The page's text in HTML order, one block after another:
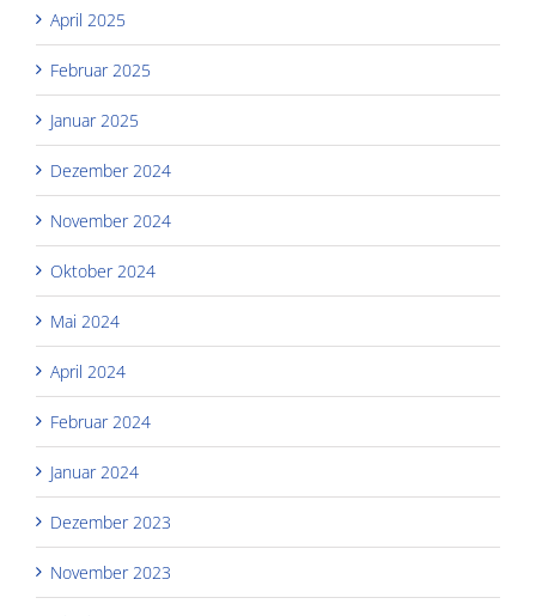
April 2025
Februar 2025
Januar 2025
Dezember 2024
November 2024
Oktober 2024
Mai 2024
April 2024
Februar 2024
Januar 2024
Dezember 2023
November 2023